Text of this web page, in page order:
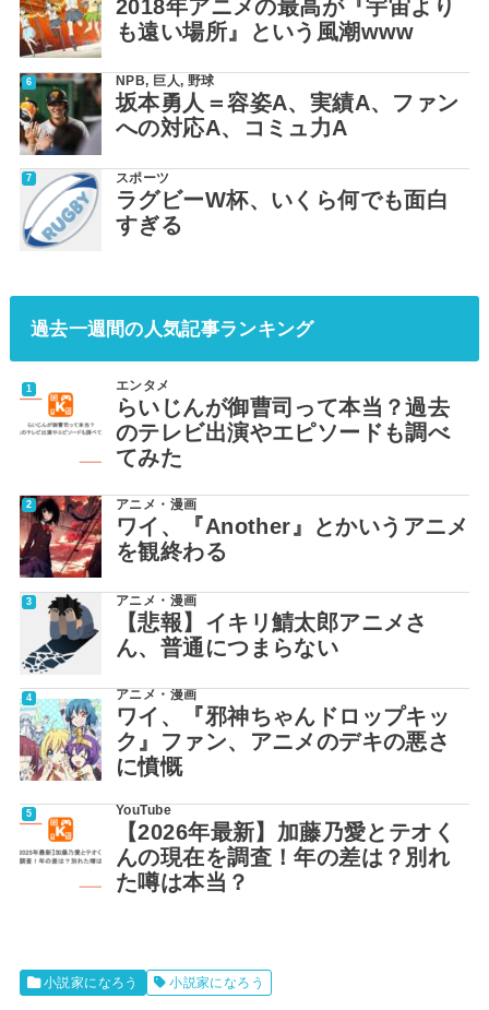
2018年アニメの最高が『宇宙より
も遠い場所』という風潮www
NPB, 巨人, 野球
坂本勇人＝容姿A、実績A、ファン
への対応A、コミュ力A
スポーツ
ラグビーW杯、いくら何でも面白
すぎる
過去一週間の人気記事ランキング
エンタメ
らいじんが御曹司って本当？過去
のテレビ出演やエピソードも調べ
てみた
アニメ・漫画
ワイ、『Another』とかいうアニメ
を観終わる
アニメ・漫画
【悲報】イキリ鯖太郎アニメさ
ん、普通につまらない
アニメ・漫画
ワイ、『邪神ちゃんドロップキッ
ク』ファン、アニメのデキの悪さ
に憤慨
YouTube
【2026年最新】加藤乃愛とテオく
んの現在を調査！年の差は？別れ
た噂は本当？
小説家になろう 小説家になろう